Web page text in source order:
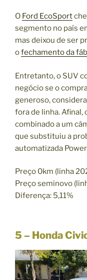
O Ford EcoSport
segmento no país
mas deixou de ser
ofechamento da
Entretanto, o SUV
negócio se o
generoso,
fora de linha. Afinal,
combinado a um
que substituiu a
automatizada
Preço 0km (linha
Preço seminovo
Diferença: 5,11%
5 – Honda